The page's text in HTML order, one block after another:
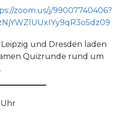
zoom.us/j/99007740406?
und Dresden laden
Quizrunde rund um
Uhr